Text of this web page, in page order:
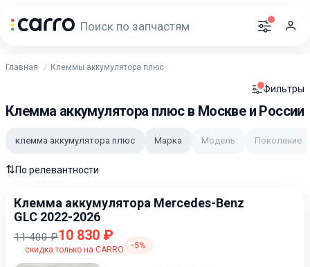
Главная Клеммы аккумулятора плюс
Фильтры
Клемма аккумулятора плюс в Москве и России
клемма аккумулятора плюс Марка Модель Поколение
⇅По релевантности
Клемма аккумулятора Mercedes-Benz
GLC 2022-2026
11 400 ₽10 830 ₽
скидка только на CARRO -5%